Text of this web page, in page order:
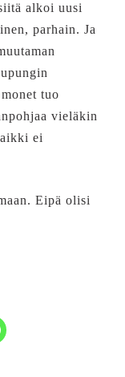
alkoi uusi
parhain. Ja
tuo
vieläkin
ei
Eipä olisi